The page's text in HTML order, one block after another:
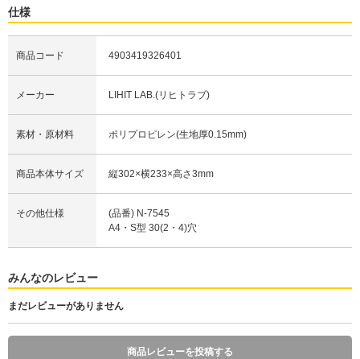
仕様
商品コード 4903419326401
メーカー LIHIT LAB.(リヒトラブ)
素材・原材料 ポリプロピレン(生地厚0.15mm)
商品本体サイズ 縦302×横233×高さ3mm
その他仕様
(品番) N-7545
A4・S型 30(2・4)穴
みんなのレビュー
まだレビューがありません
商品レビューを投稿する